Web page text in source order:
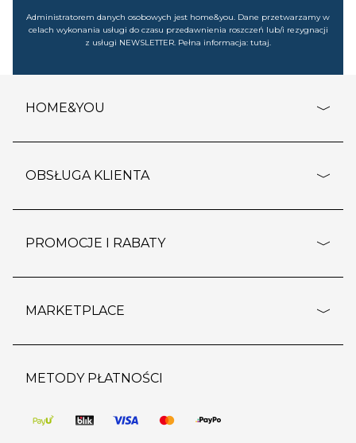
Administratorem danych osobowych jest home&you. Dane przetwarzamy w
celach wykonania usługi do czasu przedawnienia roszczeń lub/i rezygnacji
z usługi NEWSLETTER. Pełna informacja: tutaj.
HOME&YOU
o firmie
polityka prywatności
kontakt
OBSŁUGA KLIENTA
dostawy i płatność
wypis z subskrypcji
regulamin sklepu
pozostałe regulaminy
PROMOCJE I RABATY
outlet
regulaminy promocji
MARKETPLACE
strefa marek
pomoc dla sprzedawców
METODY PŁATNOŚCI